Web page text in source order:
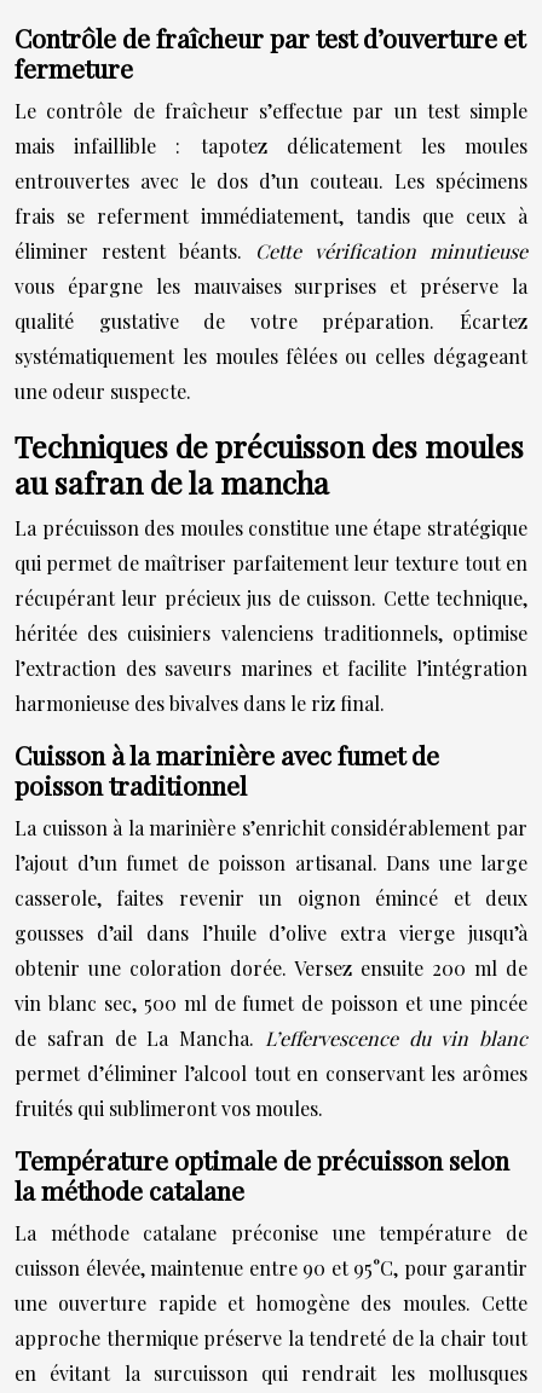
Contrôle de fraîcheur par test d’ouverture et
fermeture
Le contrôle de fraîcheur s’effectue par un test simple
mais infaillible : tapotez délicatement les moules
entrouvertes avec le dos d’un couteau. Les spécimens
frais se referment immédiatement, tandis que ceux à
éliminer restent béants. Cette vérification minutieuse
vous épargne les mauvaises surprises et préserve la
qualité gustative de votre préparation. Écartez
systématiquement les moules fêlées ou celles dégageant
une odeur suspecte.
Techniques de précuisson des moules
au safran de la mancha
La précuisson des moules constitue une étape stratégique
qui permet de maîtriser parfaitement leur texture tout en
récupérant leur précieux jus de cuisson. Cette technique,
héritée des cuisiniers valenciens traditionnels, optimise
l’extraction des saveurs marines et facilite l’intégration
harmonieuse des bivalves dans le riz final.
Cuisson à la marinière avec fumet de
poisson traditionnel
La cuisson à la marinière s’enrichit considérablement par
l’ajout d’un fumet de poisson artisanal. Dans une large
casserole, faites revenir un oignon émincé et deux
gousses d’ail dans l’huile d’olive extra vierge jusqu’à
obtenir une coloration dorée. Versez ensuite 200 ml de
vin blanc sec, 500 ml de fumet de poisson et une pincée
de safran de La Mancha. L’effervescence du vin blanc
permet d’éliminer l’alcool tout en conservant les arômes
fruités qui sublimeront vos moules.
Température optimale de précuisson selon
la méthode catalane
La méthode catalane préconise une température de
cuisson élevée, maintenue entre 90 et 95°C, pour garantir
une ouverture rapide et homogène des moules. Cette
approche thermique préserve la tendreté de la chair tout
en évitant la surcuisson qui rendrait les mollusques